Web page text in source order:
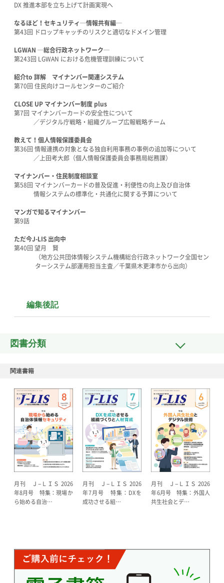
DX 推進本部を立ち上げて計画実現へ
なるほど！セキュリティ─情報共有編─
第43回 ドロップキャッチのリスクと適切なドメイン管理
LGWAN ─総合行政ネットワーク─
第243回 LGWAN における危機管理訓練について
紹介to 詳解 マイナンバー関連システム
第70回 住民向けコールセンターのご紹介
CLOSE UP マイナンバー制度 plus
第7回 マイナンバーカードの安全性について
／デジタル庁戦略・組織グループ広報戦略チーム
教えて！個人情報保護委員会
第36回 情報連携の対象となる独自利用事務の事例の追加等について
／上田考大郎（個人情報保護委員会事務局総務課）
マイナンバー・住民制度相談室
第58回 マイナンバーカードの普及促進・利便性の向上及び自治体
情報システムの標準化・共通化に関する予算について
マンガで知るマイナンバー
第9話
ただ今J-LIS 出向中
第40回 望月 賢
（地方公共団体情報システム機構総合行政ネットワーク全国セン
ターシステム部運用担当主査／千葉県木更津市から出向）
編集後記
図書分類
関連書籍
月刊 Ｊ−ＬＩＳ 2026
年8月号 特集：現場か
ら始める自治…
月刊 Ｊ−ＬＩＳ 2026
年7月号 特集：DXを
成功させる組…
月刊 Ｊ−ＬＩＳ 2026
年6月号 特集：外国人
共生社会とデ…